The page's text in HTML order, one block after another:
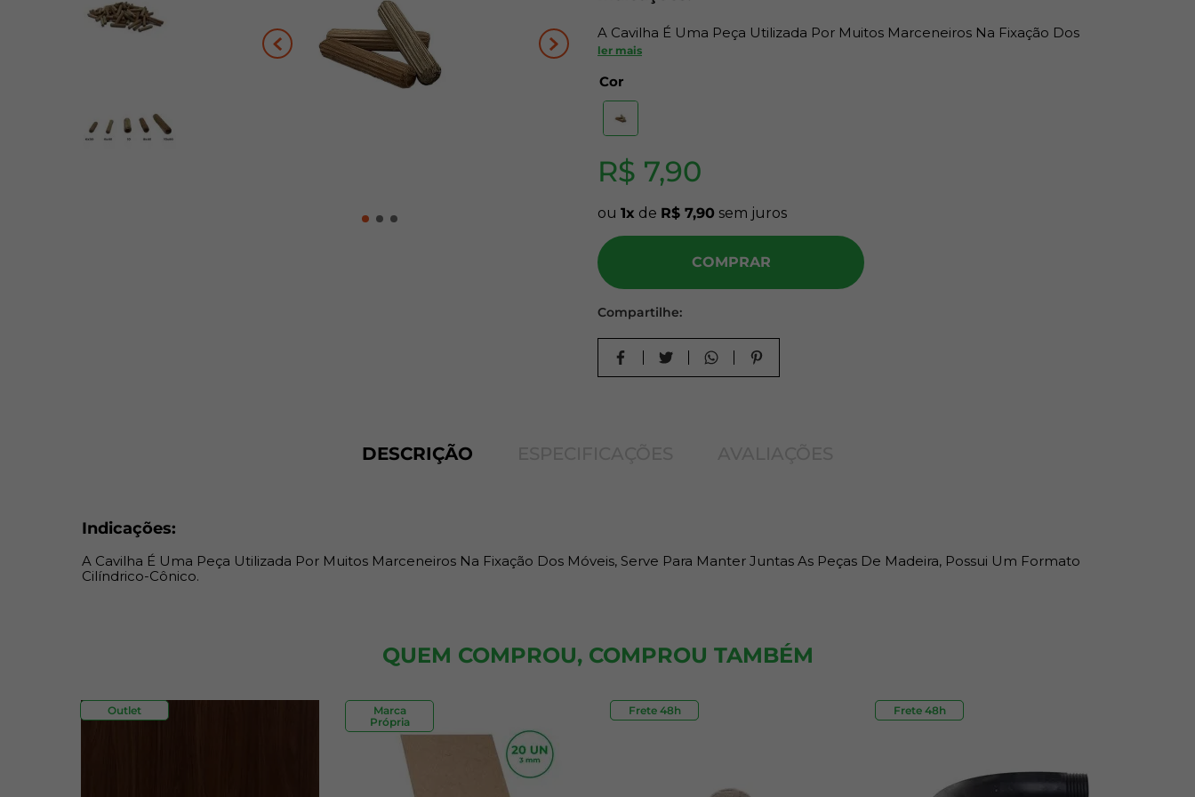
A Cavilha É Uma Peça Utilizada Por Muitos Marceneiros Na Fixação Dos
Móveis, Serve Para Manter Juntas As Peças De Madeira, Possui Um Formato
ler mais
Cor
R$ 7,90
ou 1 de R$ 7,90 sem juros
COMPRAR
Compartilhe:
DESCRIÇÃO
Indicações:
A Cavilha É Uma Peça Utilizada Por Muitos Marceneiros Na Fixação Dos Móveis, Serve Para Manter Juntas As Peças De Madeira, Possui Um Formato
Cilíndrico-Cônico.
QUEM COMPROU, COMPROU TAMBÉM
Outlet
Marca
Própria
Outlet
Frete 48h Outlet
Frete 48h
10º carpete